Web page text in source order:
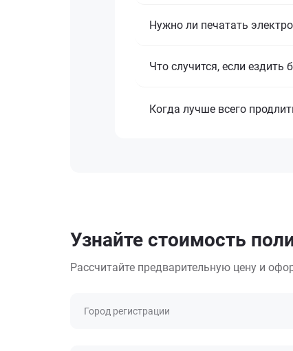
Нужно ли печатать
Что случится, если ездить
Когда лучше всего
Узнайте стоимость
Рассчитайте предварительную цену и
Город регистрации